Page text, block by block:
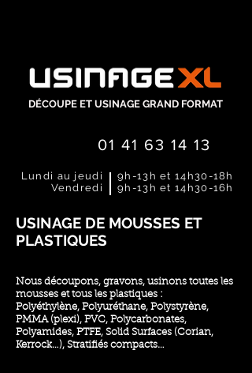
DÉCOUPE ET USINAGE GRAND FORMAT
01 41 63 14 13
Lundi au jeudi
Vendredi
9h-13h et 14h30-18h
9h-13h et 14h30-16h
USINAGE DE MOUSSES ET
PLASTIQUES
Nous découpons, gravons, usinons toutes les
mousses et tous les plastiques :
Polyéthylène, Polyuréthane, Polystyrène,
PMMA (plexi), PVC, Polycarbonates,
Polyamides, PTFE, Solid Surfaces (Corian,
Kerrock…), Stratifiés compacts…